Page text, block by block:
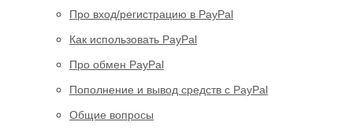
Про вход/регистрацию в PayPal
Как использовать PayPal
Про обмен PayPal
Пополнение и вывод средств с PayPal
Общие вопросы